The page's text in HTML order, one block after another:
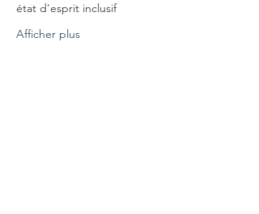
état d'esprit inclusif
Afficher plus